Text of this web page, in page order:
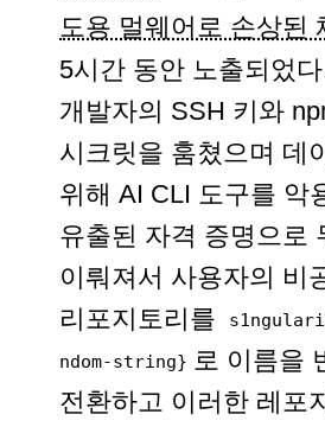
도용 멀웨어로 손상된
5시간 동안 노출되었
개발자의 SSH 키와
시크릿을 훔쳤으며 데
위해 AI CLI 도구를 악
유출된 자격 증명으로
이뤄져서 사용자의 비
리포지토리를
ndom-string} 로 이름을
전환하고 이러한 레포